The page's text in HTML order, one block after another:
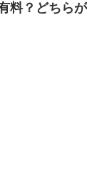
料？どちら